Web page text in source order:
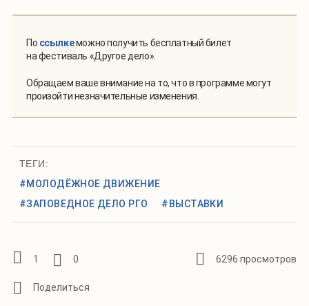
По ссылкеможно получить бесплатный билет
на фестиваль «Другое дело».
Обращаем ваше внимание на то, что в программе могут
произойти незначительные изменения.
ТЕГИ:
#МОЛОДЁЖНОЕ ДВИЖЕНИЕ
#ЗАПОВЕДНОЕ ДЕЛО РГО
#ВЫСТАВКИ
1 0 6296 просмотров